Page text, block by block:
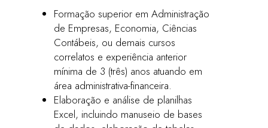
Formação superior em Administração
de Empresas, Economia, Ciências
Contábeis, ou demais cursos
correlatos e experiência anterior
mínima de 3 (três) anos atuando em
área administrativa-financeira.
Elaboração e análise de planilhas
Excel, incluindo manuseio de bases